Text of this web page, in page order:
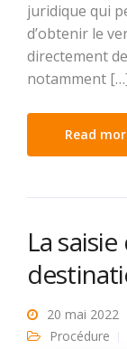
juridique qui
d’obtenir le
directement
notamment
Read
La
20 mai 2022
Procédure